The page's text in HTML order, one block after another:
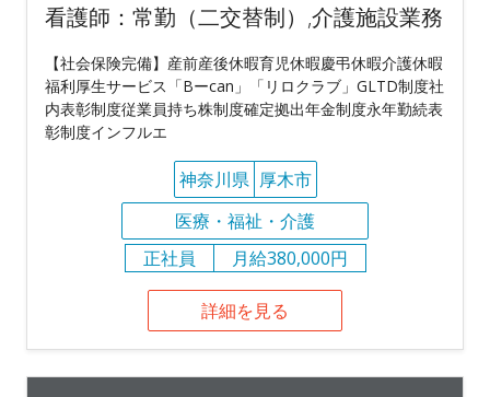
看護師：常勤（二交替制）,介護施設業務
【社会保険完備】産前産後休暇育児休暇慶弔休暇介護休暇
福利厚生サービス「Bーcan」「リロクラブ」GLTD制度社
内表彰制度従業員持ち株制度確定拠出年金制度永年勤続表
彰制度インフルエ
神奈川県 厚木市
医療・福祉・介護
正社員
月給380,000円
詳細を見る